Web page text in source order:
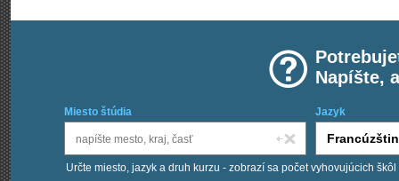
Napíšte,
Miesto štúdia Jazyk
Určte miesto, jazyk a druh kurzu - zobrazí sa počet vyhovujúcich škôl